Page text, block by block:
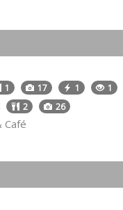
1 17 1 1
2 26
Café